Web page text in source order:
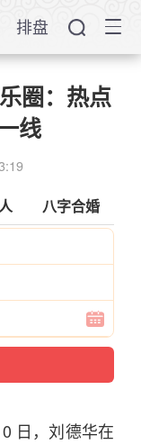
排盘
圈：热点
线
八字合婚
日 ，刘德华在